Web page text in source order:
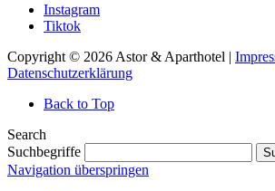
Instagram
Tiktok
Copyright © 2026 Astor & Aparthotel |
Datenschutzerklärung
Back to Top
Search
Suchbegriffe
Navigation überspringen